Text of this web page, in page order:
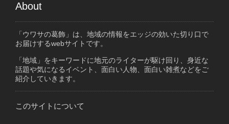
About
「ウワサの葛飾」は、地域の情報をエッジの効いた切り口で
お届けするwebサイトです。
「地域」をキーワードに地元のライターが駆け回り、身近な
話題や気になるイベント、面白い人物、面白い雑煮などをご
紹介していきます。
このサイトについて